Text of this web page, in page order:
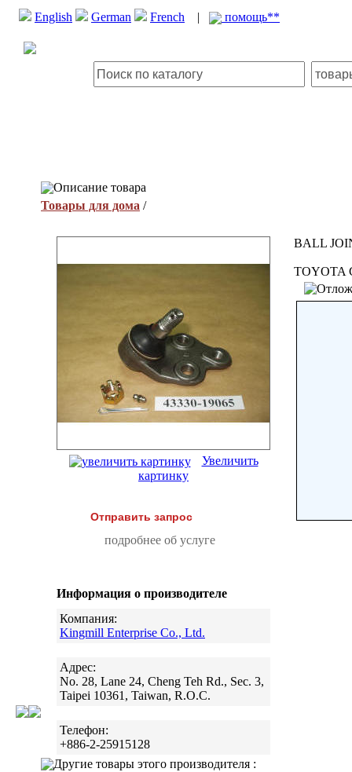
English German French | помощь**
Описание товара
Товары для дома /
Увеличить
картинку
Отправить запрос
подробнее об услуге
Информация о производителе
Компания:
Kingmill Enterprise Co., Ltd.
Адрес:
No. 28, Lane 24, Cheng Teh Rd., Sec. 3,
Taipei 10361, Taiwan, R.O.C.
Телефон:
+886-2-25915128
BALL
TOYOTA
Другие товары этого производителя :